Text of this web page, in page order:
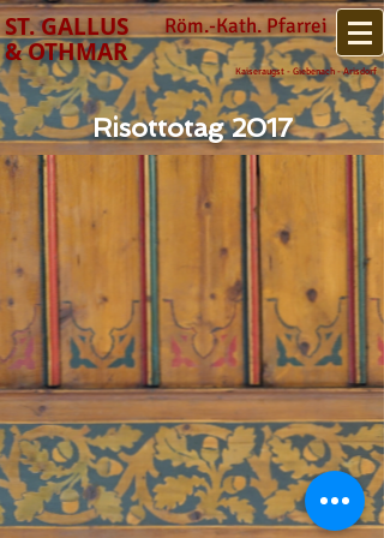
Röm.-Kath. Pfarrei
​ST. GALLUS
& OTHMAR
Kaiseraugst - Giebenach - Arisdorf
Risottotag 2017